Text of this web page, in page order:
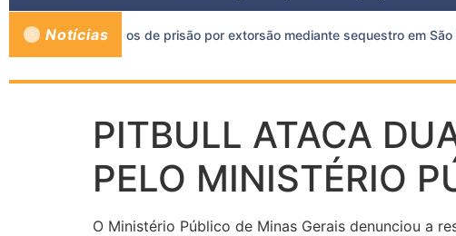
Notícias
a mais de 11 anos de prisão por extorsão mediante sequestro em São
PITBULL ATACA
PELO MINISTÉRIO
O Ministério Público de Minas Gerais denunciou a